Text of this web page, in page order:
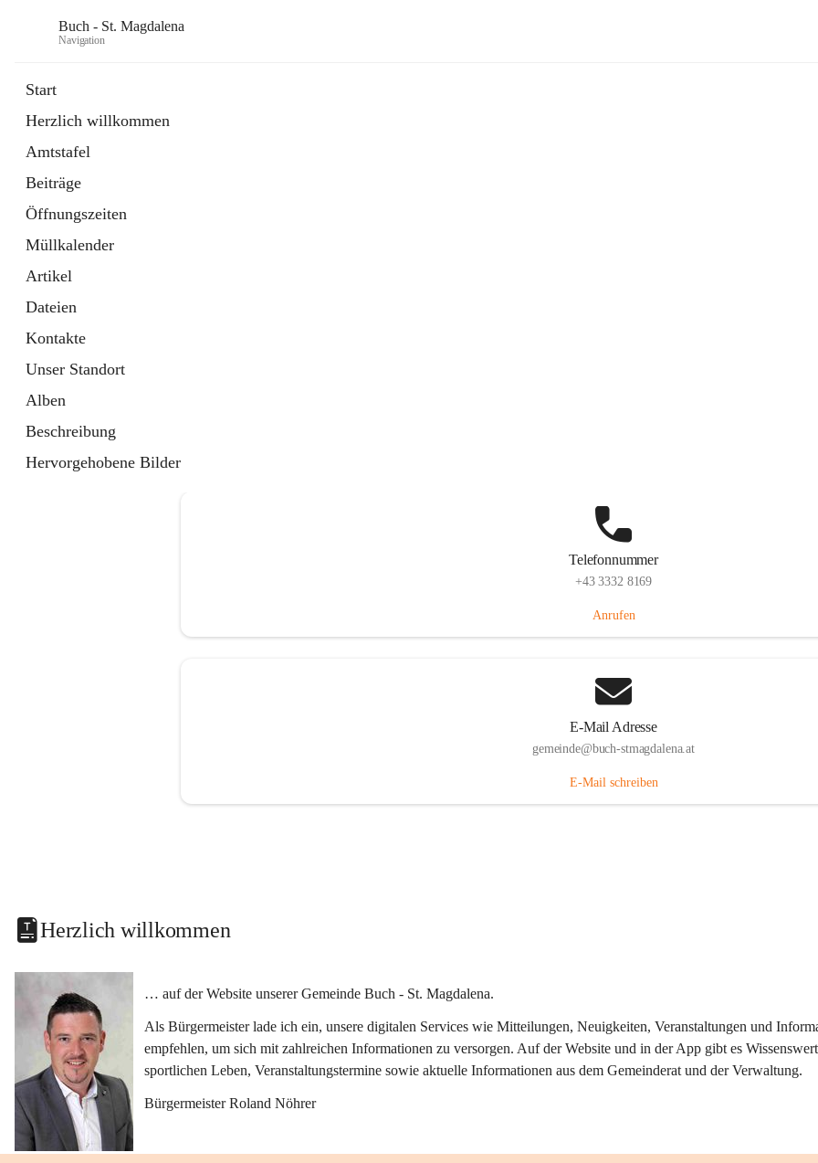
Buch - St. Magdalena
Navigation
Start
Herzlich willkommen
Amtstafel
Beiträge
Öffnungszeiten
Müllkalender
Artikel
Dateien
Kontakte
Unser Standort
Alben
Beschreibung
Hervorgehobene Bilder
Telefonnummer
+43 3332 8169
Anrufen
E-Mail Adresse
gemeinde@buch-stmagdalena.at
E-Mail schreiben
Herzlich willkommen
… auf der Website unserer Gemeinde Buch - St. Magdalena.
Als Bürgermeister lade ich ein, unsere digitalen Services wie Mitteilungen, Neuigkeiten, Veranstaltungen und
empfehlen, um sich mit zahlreichen Informationen zu versorgen. Auf der Website und in der App gibt es
sportlichen Leben, Veranstaltungstermine sowie aktuelle Informationen aus dem Gemeinderat und der Verwaltung.
Bürgermeister Roland Nöhrer